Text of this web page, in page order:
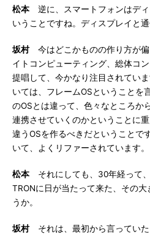
松本逆に、スマートフォンはディ
いうことですね。ディスプレイと通
坂村今はどこかものの作り方が偏
イトコンピューティング、総体コ
提唱して、今かなり注目されてい
いては、フレームOSということを
のOSとは違って、色々なところか
連携させていくのかということに
違うOSを作るべきだということで
いて、よくリファーされています。
松本それにしても、30年経って
TRONに日が当たって来た、その
うか。
坂村それは、最初から言っていた